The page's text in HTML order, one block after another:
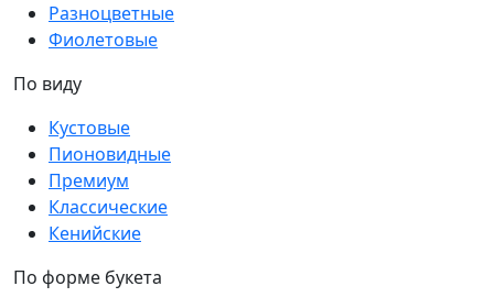
Разноцветные
Фиолетовые
По виду
Кустовые
Пионовидные
Премиум
Классические
Кенийские
По форме букета